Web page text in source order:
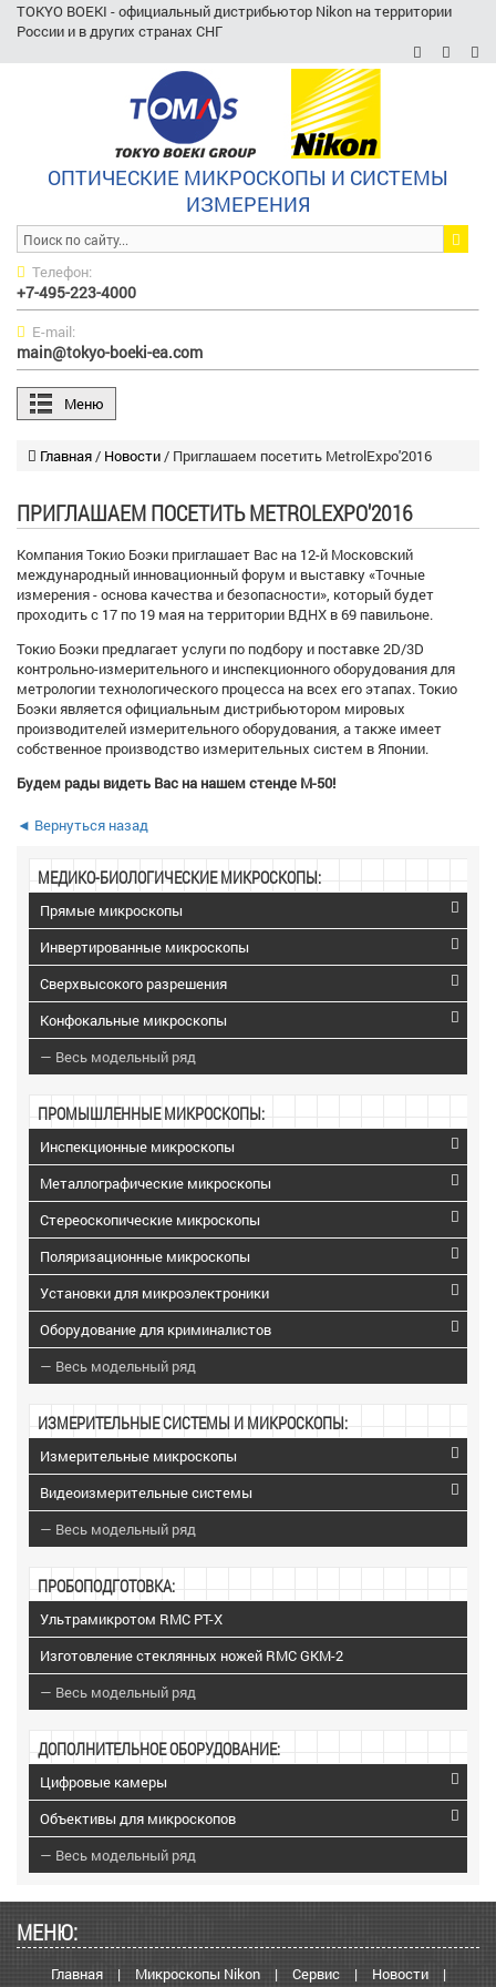
TOKYO BOEKI - официальный дистрибьютор Nikon на территории
России и в других странах СНГ
ОПТИЧЕСКИЕ МИКРОСКОПЫ И СИСТЕМЫ
ИЗМЕРЕНИЯ
Телефон:
+7-495-223-4000
E-mail:
main@tokyo-boeki-ea.com
Меню
Главная/ Новости/ Приглашаем посетить MetrolExpo'2016
ПРИГЛАШАЕМ ПОСЕТИТЬ METROLEXPO'2016
Компания Токио Боэки приглашает Вас на 12-й Московский
международный инновационный форум и выставку «Точные
измерения - основа качества и безопасности», который будет
проходить с 17 по 19 мая на территории ВДНХ в 69 павильоне.
Токио Боэки предлагает услуги по подбору и поставке 2D/3D
контрольно-измерительного и инспекционного оборудования для
метрологии технологического процесса на всех его этапах. Токио
Боэки является официальным дистрибьютором мировых
производителей измерительного оборудования, а также имеет
собственное производство измерительных систем в Японии.
Будем рады видеть Вас на нашем стенде М-50!
◄ Вернуться назад
МЕДИКО-БИОЛОГИЧЕСКИЕ МИКРОСКОПЫ:
Прямые микроскопы
Инвертированные микроскопы
Сверхвысокого разрешения
Конфокальные микроскопы
— Весь модельный ряд
ПРОМЫШЛЕННЫЕ МИКРОСКОПЫ:
Инспекционные микроскопы
Металлографические микроскопы
Стереоскопические микроскопы
Поляризационные микроскопы
Установки для микроэлектроники
Оборудование для криминалистов
— Весь модельный ряд
ИЗМЕРИТЕЛЬНЫЕ СИСТЕМЫ И МИКРОСКОПЫ:
Измерительные микроскопы
Видеоизмерительные системы
— Весь модельный ряд
ПРОБОПОДГОТОВКА:
Ультрамикротом RMC PT-X
Изготовление стеклянных ножей RMC GKM-2
— Весь модельный ряд
ДОПОЛНИТЕЛЬНОЕ ОБОРУДОВАНИЕ:
Цифровые камеры
Объективы для микроскопов
— Весь модельный ряд
МЕНЮ:
Главная | Микроскопы Nikon | Сервис | Новости
|